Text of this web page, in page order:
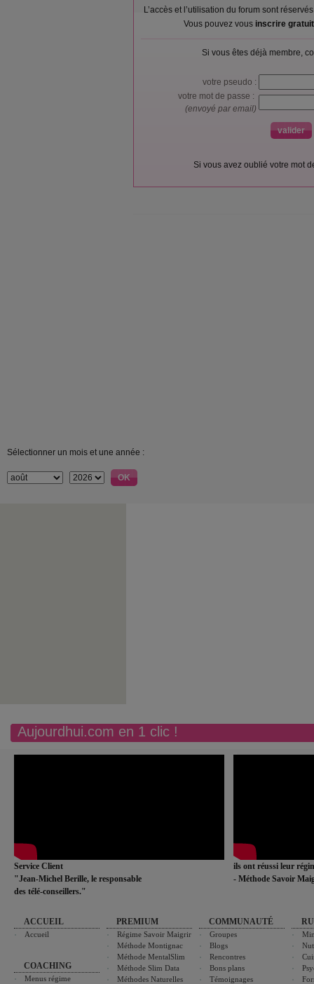
L’accès et l’utilisation du forum sont
Vous pouvez vous inscrire
Si vous êtes déjà membre,
votre pseudo :
votre mot de passe :
(envoyé par email)
Si vous avez oublié votre mot
Sélectionner un mois et une année :
Aujourdhui.com en 1 clic !
Service Client
"Jean-Michel Berille, le responsable
des télé-conseillers."
ils ont réussi leur
- Méthode Savoir
ACCUEIL
Accueil
COACHING
Menus régime
PREMIUM
Régime Savoir Maigrir
Méthode Montignac
Méthode MentalSlim
Méthode Slim Data
Méthodes Naturelles
COMMUNAUTÉ
Groupes
Blogs
Rencontres
Bons plans
Témoignages